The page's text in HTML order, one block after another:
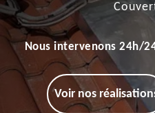
Nous intervenons 24h/
Voir nos